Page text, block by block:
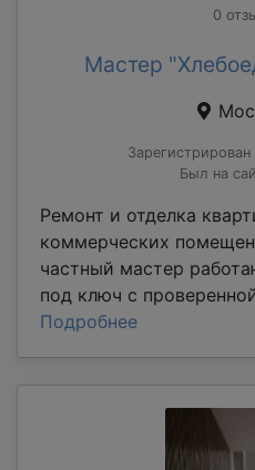
0
Мастер
Был на
Ремонт и отделка
коммерческих
частный мастер
под ключ с
Подробнее